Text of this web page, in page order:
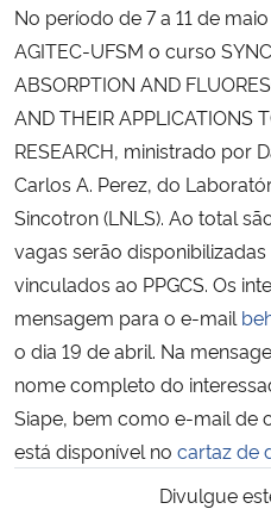
Ministério do Desenvolvimento
Controladoria-Geral da União
Ministério da Mulher, da Família e dos
Secretaria-Geral
Advocacia-Geral da União
Banco Central do Brasil
No período de 7 a 11 de
AGITEC-UFSM o curso
ABSORPTION AND
AND THEIR APPLICATIONS
RESEARCH, ministrado por
Carlos A. Perez, do
Sincotron (LNLS). Ao total
vagas serão
vinculados ao PPGCS. Os
mensagem para o e-mail
o dia 19 de abril. Na
nome completo do
Siape, bem como e-mail de
está disponível no cartaz de
Divulgue